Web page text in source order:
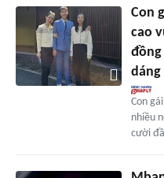
Con
cao
dáng
Con
nhiều
cười